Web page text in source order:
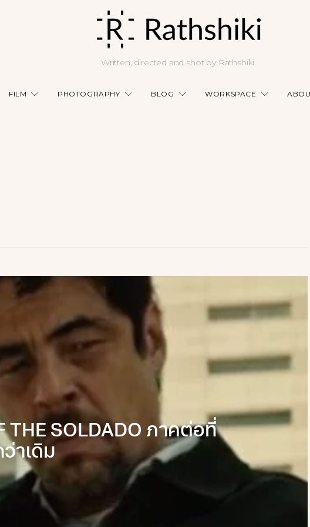
Written, directed and shot by Rathshiki.
FILM PHOTOGRAPHY BLOG WORKSPACE
THE SOLDADO ภาคต่อที่
าเดิม